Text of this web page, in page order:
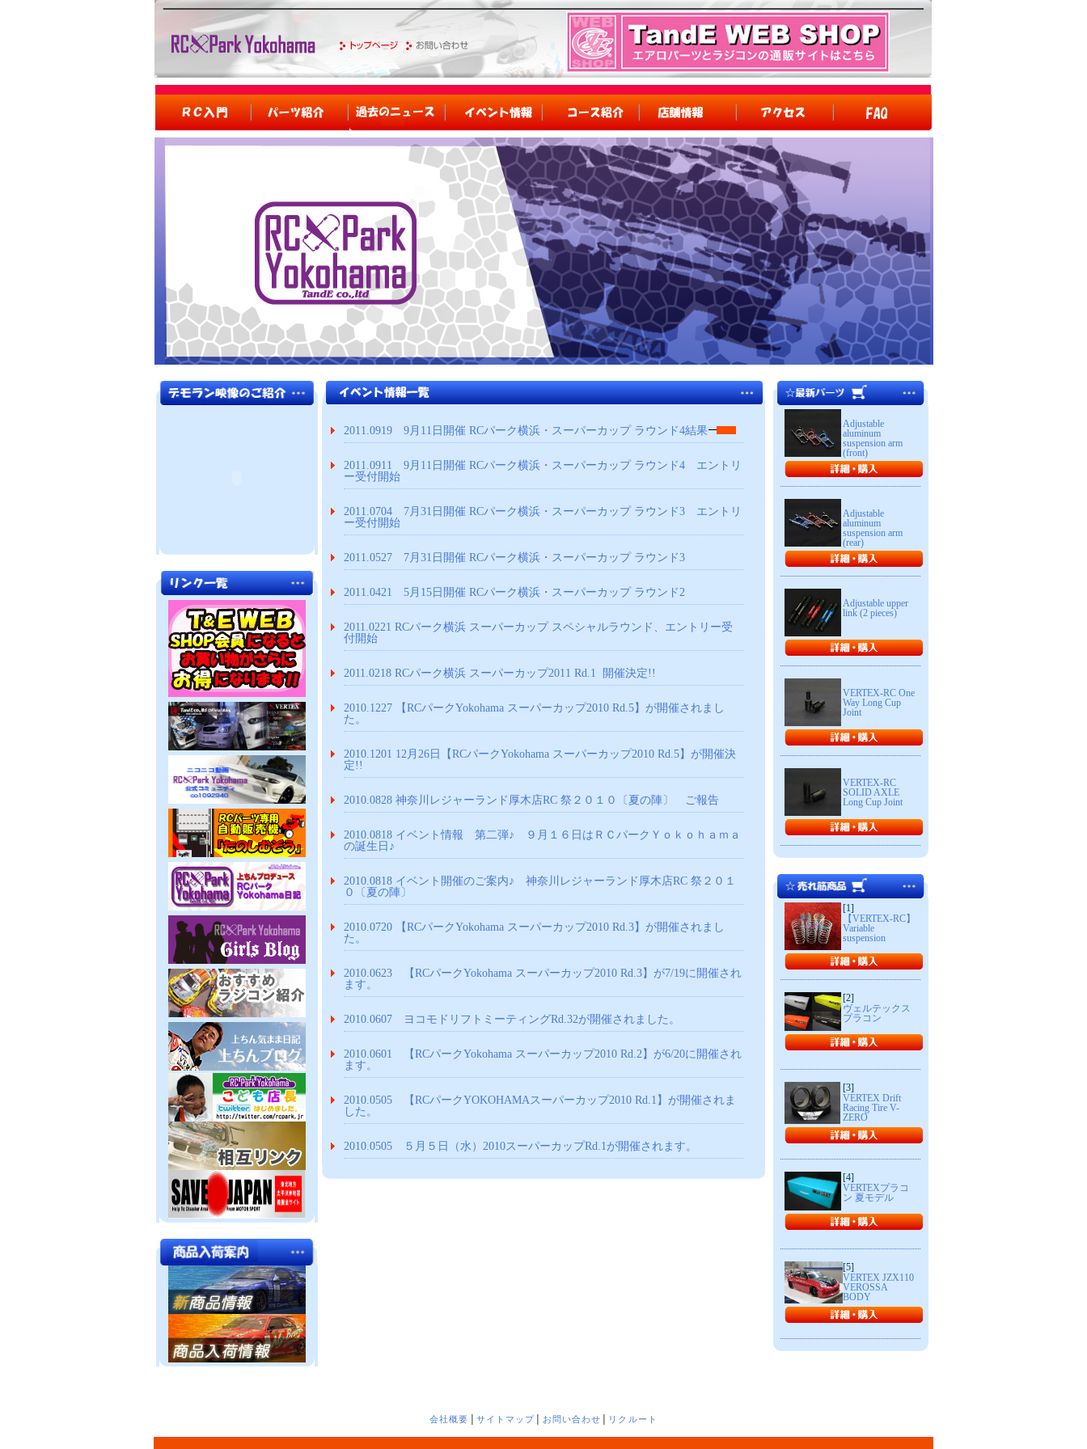
2011.09199月11日開催 RCパーク横浜・スーパーカップ ラウンド4結果
2011.09119月11日開催 RCパーク横浜・スーパーカップ ラウンド4 エントリ
ー受付開始
2011.0704 7月31日開催 RCパーク横浜・スーパーカップ ラウンド3 エントリ
ー受付開始
2011.0527 7月31日開催 RCパーク横浜・スーパーカップ ラウンド3
2011.04215月15日開催 RCパーク横浜・スーパーカップ ラウンド2
2011.0221RCパーク横浜 スーパーカップ スペシャルラウンド、エントリー受
付開始
2011.0218RCパーク横浜 スーパーカップ2011 Rd.1 開催決定!!
2010.1227
【RCパークYokohama スーパーカップ2010 Rd.5】が開催されまし
た。
2010.1201 12月26日【RCパークYokohama スーパーカップ2010 Rd.5】が開催決
定!!
2010.0828神奈川レジャーランド厚木店RC 祭２０１０〔夏の陣〕 ご報告
2010.0818 イベント情報 第二弾♪ ９月１６日はＲＣパークＹｏｋｏｈａｍａ
の誕生日♪
2010.0818 イベント開催のご案内♪ 神奈川レジャーランド厚木店RC 祭２０１
０〔夏の陣〕
2010.0720
【RCパークYokohama スーパーカップ2010 Rd.3】が開催されまし
た。
2010.0623
【RCパークYokohama スーパーカップ2010 Rd.3】が7/19に開催され
ます。
2010.0607 ヨコモドリフトミーティングRd.32が開催されました。
2010.0601
【RCパークYokohama スーパーカップ2010 Rd.2】が6/20に開催され
ます。
2010.0505
【RCパークYOKOHAMAスーパーカップ2010 Rd.1】が開催されま
した。
2010.0505 ５月５日（水）2010スーパーカップRd.1が開催されます。
Adjustable
aluminum
suspension arm
(front)
Adjustable
aluminum
suspension arm
(rear)
Adjustable upper
link (2 pieces)
VERTEX-RC One
Way Long Cup
Joint
VERTEX-RC
SOLID AXLE
Long Cup Joint
[1]
【VERTEX-RC】
Variable
suspension
[2]
ヴェルテックス
プラコン
[3]
VERTEX Drift
Racing Tire V-
ZERO
[4]
VERTEXプラコ
ン 夏モデル
[5]
VERTEX JZX110
VEROSSA
BODY
会社概要 サイトマップ お問い合わせ リクルート